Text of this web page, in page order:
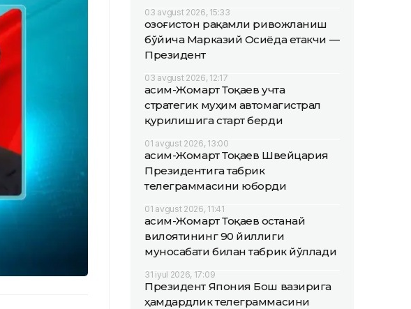
03 avgust 2026, 15:33
Қозоғистон рақамли ривожланиш
бўйича Марказий Осиёда етакчи —
Президент
03 avgust 2026, 12:17
Қасим-Жомарт Тоқаев учта
стратегик муҳим автомагистрал
қурилишига старт берди
01 avgust 2026, 13:00
Қасим-Жомарт Тоқаев Швейцария
Президентига табрик
телеграммасини юборди
01 avgust 2026, 11:41
Қасим-Жомарт Тоқаев Қостанай
вилоятининг 90 йиллиги
муносабати билан табрик йўллади
31 iyul 2026, 17:09
Президент Япония Бош вазирига
ҳамдардлик телеграммасини